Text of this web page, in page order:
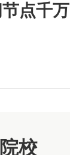
点千万
校